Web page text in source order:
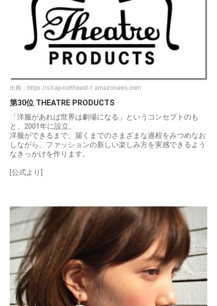
出典： https://s3-ap-northeast-1.amazonaws.com
第30位 THEATRE PRODUCTS
「洋服があれば世界は劇場になる」というコンセプトのも
と、2001年に設立。
洋服ができるまで、届くまでのさまざまな過程をみつめなお
しながら、ファッションの新しい楽しみ方を実感できるよう
なきっかけを作ります。
[公式より]